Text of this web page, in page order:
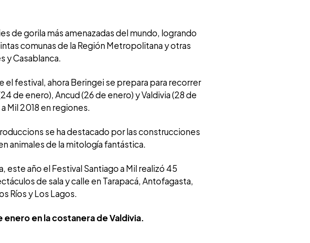
de gorila más amenazadas del mundo, logrando
comunas de la Región Metropolitana y otras
y Casablanca.
festival, ahora Beringei se prepara para recorrer
de enero), Ancud (26 de enero) y Valdivia (28 de
Mil 2018 en regiones.
se ha destacado por las construcciones
animales de la mitología fantástica.
año el Festival Santiago a Mil realizó 45
de sala y calle en Tarapacá, Antofagasta,
Ríos y Los Lagos.
enero en la costanera de Valdivia.